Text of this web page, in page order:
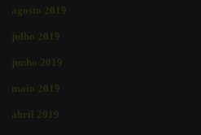
agosto 2019
julho 2019
junho 2019
maio 2019
abril 2019